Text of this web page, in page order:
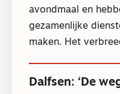
avondmaal en
gezamenlijke
maken. Het
Dalfsen: ‘De